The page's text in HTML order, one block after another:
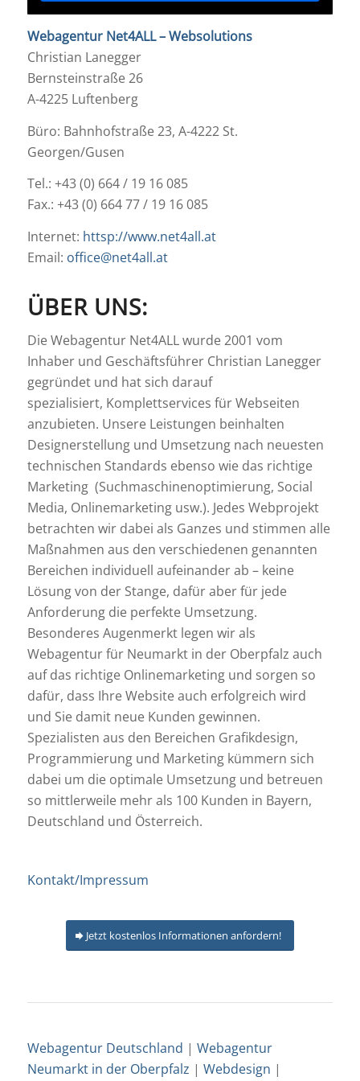
Webagentur Net4ALL – Websolutions
Christian Lanegger
Bernsteinstraße 26
A-4225 Luftenberg
Büro: Bahnhofstraße 23, A-4222 St.
Georgen/Gusen
Tel.: +43 (0) 664 / 19 16 085
Fax.: +43 (0) 664 77 / 19 16 085
Internet: httsp://www.net4all.at
Email: office@net4all.at
ÜBER UNS:
Die Webagentur Net4ALL wurde 2001 vom
Inhaber und Geschäftsführer Christian Lanegger
gegründet und hat sich darauf
spezialisiert, Komplettservices für Webseiten
anzubieten. Unsere Leistungen beinhalten
Designerstellung und Umsetzung nach neuesten
technischen Standards ebenso wie das richtige
Marketing (Suchmaschinenoptimierung, Social
Media, Onlinemarketing usw.). Jedes Webprojekt
betrachten wir dabei als Ganzes und stimmen alle
Maßnahmen aus den verschiedenen genannten
Bereichen individuell aufeinander ab – keine
Lösung von der Stange, dafür aber für jede
Anforderung die perfekte Umsetzung.
Besonderes Augenmerkt legen wir als
Webagentur für Neumarkt in der Oberpfalz auch
auf das richtige Onlinemarketing und sorgen so
dafür, dass Ihre Website auch erfolgreich wird
und Sie damit neue Kunden gewinnen.
Spezialisten aus den Bereichen Grafikdesign,
Programmierung und Marketing kümmern sich
dabei um die optimale Umsetzung und betreuen
so mittlerweile mehr als 100 Kunden in Bayern,
Deutschland und Österreich.
Kontakt/Impressum
Jetzt kostenlos Informationen anfordern!
Webagentur Deutschland | Webagentur
Neumarkt in der Oberpfalz | Webdesign |